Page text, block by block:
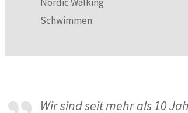
Schwimmen
Wir sind seit mehr als 10